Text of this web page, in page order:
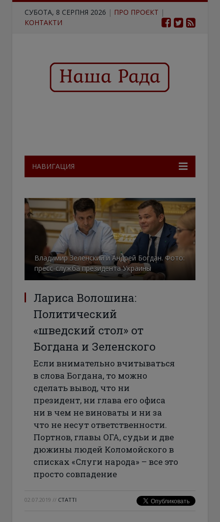
СУБОТА, 8 СЕРПНЯ 2026 | ПРО ПРОЄКТ |
КОНТАКТИ
НАВИГАЦИЯ
Владимир Зеленский и Андрей Богдан. Фото:
пресс-служба президента Украины
Лариса Волошина:
Политический
«шведский стол» от
Богдана и Зеленского
Если внимательно вчитываться
в слова Богдана, то можно
сделать вывод, что ни
президент, ни глава его офиса
ни в чем не виноваты и ни за
что не несут ответственности.
Портнов, главы ОГА, судьи и две
дюжины людей Коломойского в
списках «Слуги народа» – все это
просто совпадение
02.07.2019 // СТАТТІ